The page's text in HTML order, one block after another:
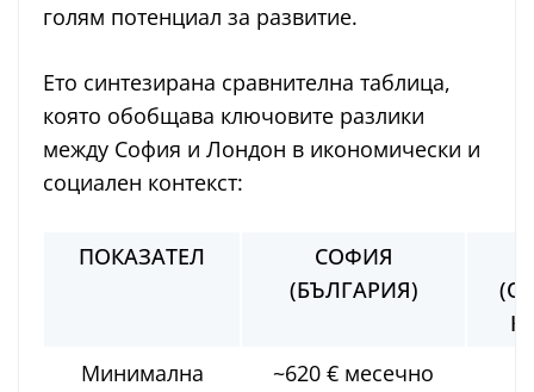
голям потенциал за развитие.
Ето синтезирана сравнителна таблица,
която обобщава ключовите разлики
между София и Лондон в икономически и
социален контекст:
ПОКАЗАТЕЛ
СОФИЯ
(БЪЛГАРИЯ)
Минимална
~620 € месечно